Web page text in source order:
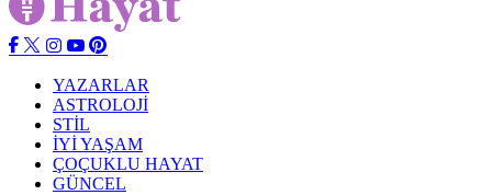
YAZARLAR
ASTROLOJİ
STİL
İYİ YAŞAM
ÇOÇUKLU HAYAT
GÜNCEL